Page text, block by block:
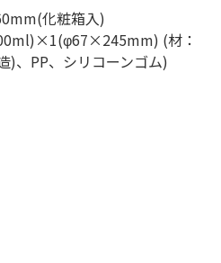
化粧箱入)
(材：
)、PP、シリコーンゴム)